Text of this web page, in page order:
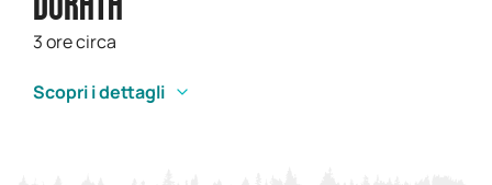
3 ore circa
Scopri i dettagli